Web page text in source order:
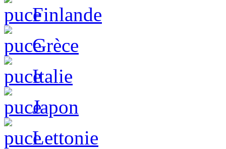
Finlande
Grèce
Italie
Japon
Lettonie